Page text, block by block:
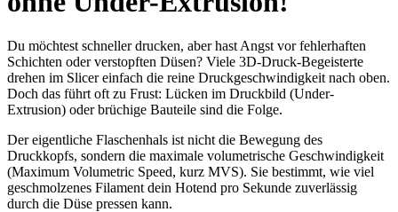
Du möchtest schneller drucken, aber hast Angst vor fehlerhaften
Schichten oder verstopften Düsen? Viele 3D-Druck-Begeisterte
drehen im Slicer einfach die reine Druckgeschwindigkeit nach oben.
Doch das führt oft zu Frust: Lücken im Druckbild (Under-
Extrusion) oder brüchige Bauteile sind die Folge.
Der eigentliche Flaschenhals ist nicht die Bewegung des
Druckkopfs, sondern die maximale volumetrische Geschwindigkeit
(Maximum Volumetric Speed, kurz MVS). Sie bestimmt, wie viel
geschmolzenes Filament dein Hotend pro Sekunde zuverlässig
durch die Düse pressen kann.